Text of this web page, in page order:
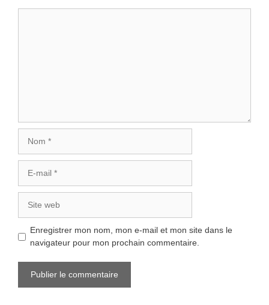
mail
web
Enregistrer mon nom, mon e-mail et mon site dans le
navigateur pour mon prochain commentaire.